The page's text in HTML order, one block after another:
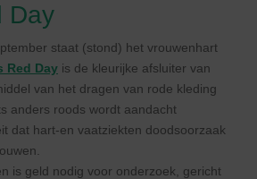
Day
staat (stond) het vrouwenhart
Red Day is de kleurijke afsluiter van
van het dragen van rode kleding
anders roods wordt aandacht
dat hart-en vaatziekten doodsoorzaak
is geld nodig voor onderzoek, gericht